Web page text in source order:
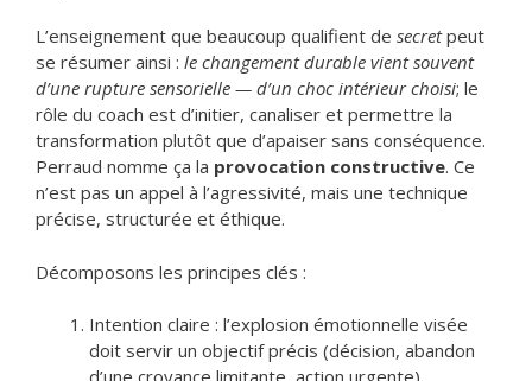
L’enseignement que beaucoup qualifient de secretpeut
se résumer ainsi : le changement durable vient souvent
d’une rupture sensorielle — d’un choc intérieur choisi; le
rôle du coach est d’initier, canaliser et permettre la
transformation plutôt que d’apaiser sans conséquence.
Perraud nomme ça la provocation constructive. Ce
n’est pas un appel à l’agressivité, mais une technique
précise, structurée et éthique.
Décomposons les principes clés :
Intention claire : l’explosion émotionnelle visée
doit servir un objectif précis (décision, abandon